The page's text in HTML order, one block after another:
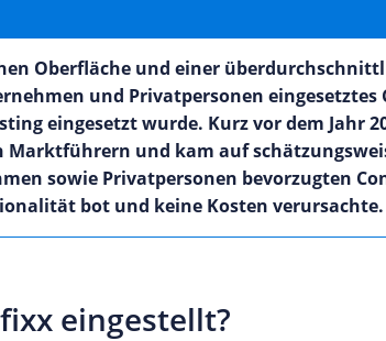
Oberfläche und einer
und Privatpersonen
eingesetzt wurde. Kurz vor dem Jahr
und kam auf
sowie Privatpersonen bevorzugten
bot und keine Kosten verursachte.
eingestellt?